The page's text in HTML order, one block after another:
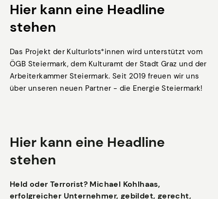
Hier kann eine Headline
stehen
Das Projekt der Kulturlots*innen wird unterstützt vom
ÖGB Steiermark, dem Kulturamt der Stadt Graz und der
Arbeiterkammer Steiermark. Seit 2019 freuen wir uns
über unseren neuen Partner - die Energie Steiermark!
Hier kann eine Headline
stehen
Held oder Terrorist? Michael Kohlhaas,
erfolgreicher Unternehmer, gebildet, gerecht,